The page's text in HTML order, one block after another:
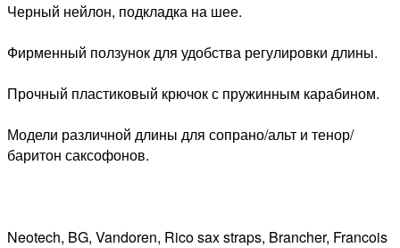
Черный нейлон, подкладка на шее.
Фирменный ползунок для удобства регулировки длины.
Прочный пластиковый крючок с пружинным карабином.
Модели различной длины для сопрано/альт и тенор/
баритон саксофонов.
Neotech, BG, Vandoren, Rico sax straps, Brancher, Francois